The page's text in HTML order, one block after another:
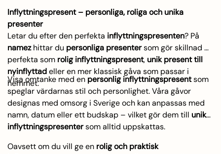
Inflyttningspresent – personliga, roliga och unika
presenter
Letar du efter den perfekta inflyttningspresenten? På
namezhittar du personliga presentersom gör skillnad –
perfekta som rolig inflyttningspresent, unik present till
nyinflyttadeller en mer klassisk gåva som passar i
hemmet.
Visa omtanke med en personlig inflyttningspresentsom
speglar värdarnas stil och personlighet. Våra gåvor
designas med omsorg i Sverige och kan anpassas med
namn, datum eller ett budskap – vilket gör dem till unika
inflyttningspresentersom alltid uppskattas.
Oavsett om du vill ge en rolig och praktisk